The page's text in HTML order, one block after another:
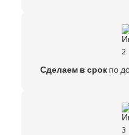
Сделаем в срокпо